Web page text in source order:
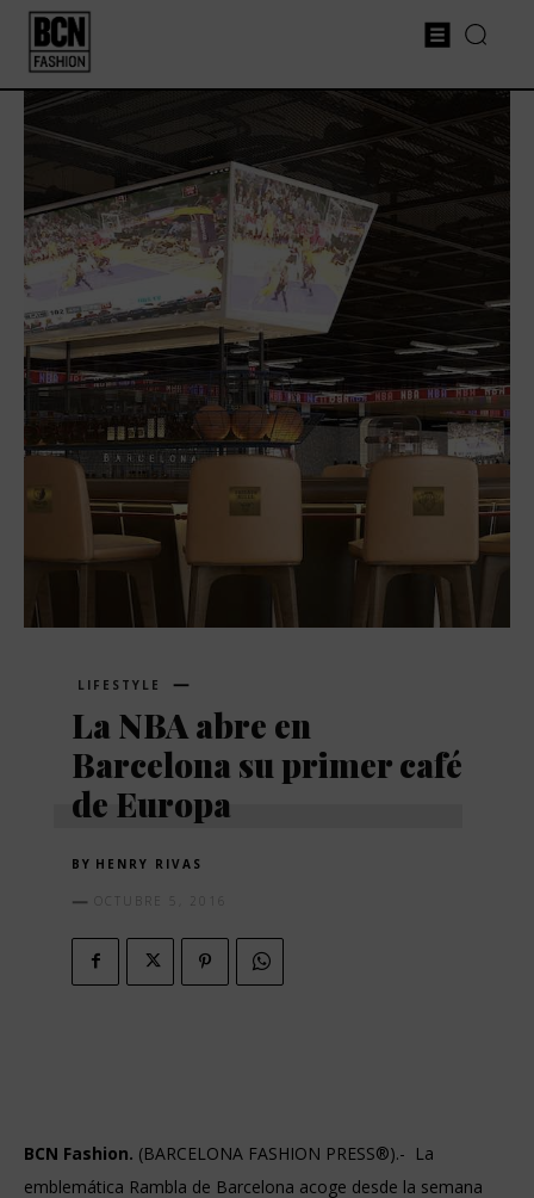
LIFESTYLE
La NBA abre en
Barcelona su primer café
de Europa
BY HENRY RIVAS
OCTUBRE 5, 2016
BCN Fashion. (BARCELONA FASHION PRESS®).- La
emblemática Rambla de Barcelona acoge desde la semana